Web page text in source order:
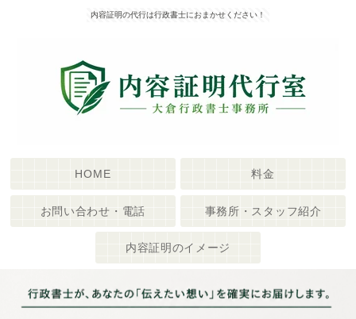
内容証明の代行は行政書士におまかせください！
HOME 料金
お問い合わせ・電話 事務所・スタッフ紹介
内容証明のイメージ